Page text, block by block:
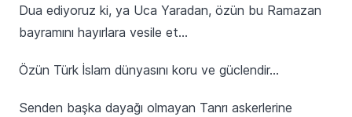
Dua ediyoruz ki, ya Uca Yaradan, özün bu Ramazan
bayramını hayırlara vesile et…
Özün Türk İslam dünyasını koru ve güclendir…
Senden başka dayağı olmayan Tanrı askerlerine